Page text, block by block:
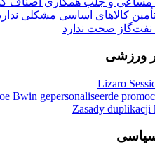
کالاهای اساسی مشکلی
نفت‌گاز صحت ندارد
ورزشی
Lizaro
Bwin gepersonaliseerde
Zasady duplikacji
سیاسی